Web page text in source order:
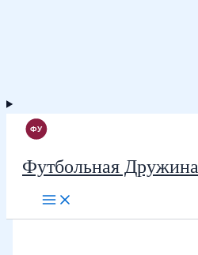
Футбольная Дружина